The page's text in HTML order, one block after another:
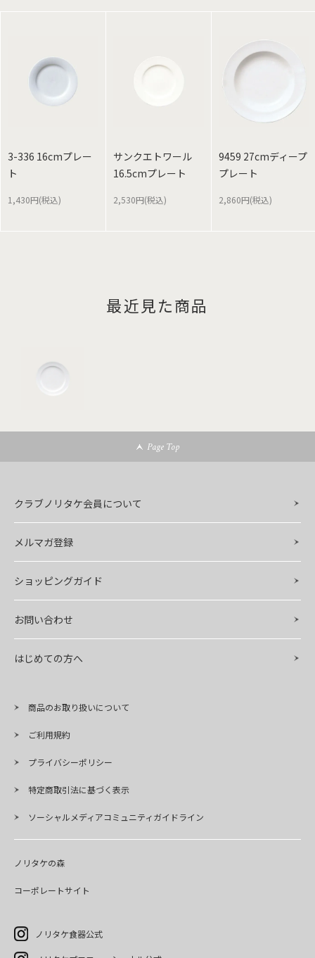
3-336 16cmプレー
ト
1,430円(税込)
サンクエトワール
16.5cmプレート
2,530円(税込)
9459 27cmディープ
プレート
2,860円(税込)
最近見た商品
Page Top
クラブノリタケ会員について
メルマガ登録
ショッピングガイド
お問い合わせ
はじめての方へ
商品のお取り扱いについて
ご利用規約
プライバシーポリシー
特定商取引法に基づく表示
ソーシャルメディアコミュニティガイドライン
ノリタケの森
コーポレートサイト
ノリタケ食器公式